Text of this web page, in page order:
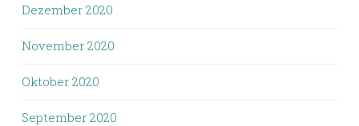
Dezember 2020
November 2020
Oktober 2020
September 2020